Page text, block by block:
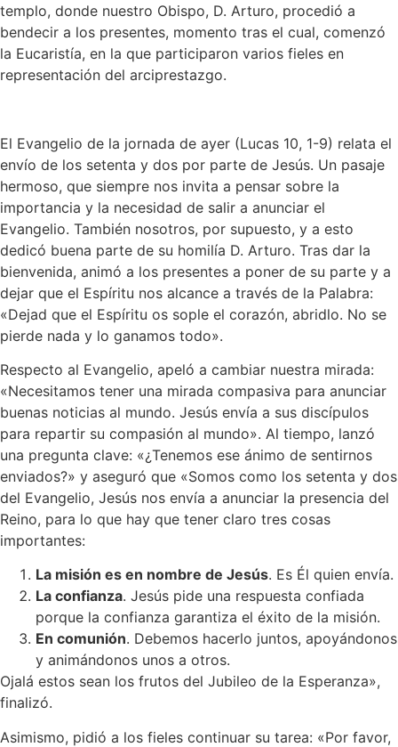
templo, donde nuestro Obispo, D. Arturo, procedió a
bendecir a los presentes, momento tras el cual, comenzó
la Eucaristía, en la que participaron varios fieles en
representación del arciprestazgo.
El Evangelio de la jornada de ayer (Lucas 10, 1-9) relata el
envío de los setenta y dos por parte de Jesús. Un pasaje
hermoso, que siempre nos invita a pensar sobre la
importancia y la necesidad de salir a anunciar el
Evangelio. También nosotros, por supuesto, y a esto
dedicó buena parte de su homilía D. Arturo. Tras dar la
bienvenida, animó a los presentes a poner de su parte y a
dejar que el Espíritu nos alcance a través de la Palabra:
«Dejad que el Espíritu os sople el corazón, abridlo. No se
pierde nada y lo ganamos todo».
Respecto al Evangelio, apeló a cambiar nuestra mirada:
«Necesitamos tener una mirada compasiva para anunciar
buenas noticias al mundo. Jesús envía a sus discípulos
para repartir su compasión al mundo». Al tiempo, lanzó
una pregunta clave: «¿Tenemos ese ánimo de sentirnos
enviados?» y aseguró que «Somos como los setenta y dos
del Evangelio, Jesús nos envía a anunciar la presencia del
Reino, para lo que hay que tener claro tres cosas
importantes:
La misión es en nombre de Jesús. Es Él quien envía.
La confianza. Jesús pide una respuesta confiada
porque la confianza garantiza el éxito de la misión.
En comunión. Debemos hacerlo juntos, apoyándonos
y animándonos unos a otros.
Ojalá estos sean los frutos del Jubileo de la Esperanza»,
finalizó.
Asimismo, pidió a los fieles continuar su tarea: «Por favor,